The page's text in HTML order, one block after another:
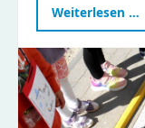
Weiterlesen …